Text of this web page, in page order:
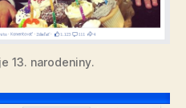
13. narodeniny.